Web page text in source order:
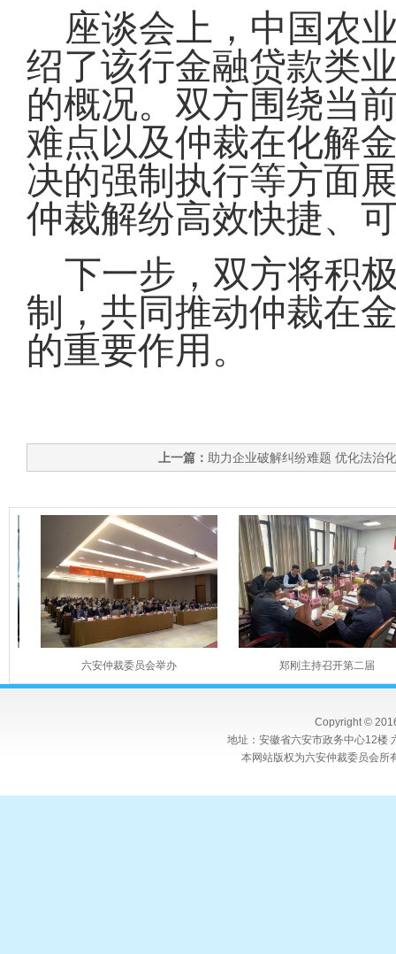
座谈会上，中国农
绍了该行金融贷款类
的概况。双方围绕当
难点以及仲裁在化解
决的强制执行等方面
仲裁解纷高效快捷、
下一步，双方将积
制，共同推动仲裁在
的重要作用。
上一篇： 助力企业破解纠纷难题 优化法治
六安仲裁委员会举办 郑刚主持召开第二届
Copyright ©
地址：安徽省六安市政务中心12
本网站版权为六安仲裁委员会